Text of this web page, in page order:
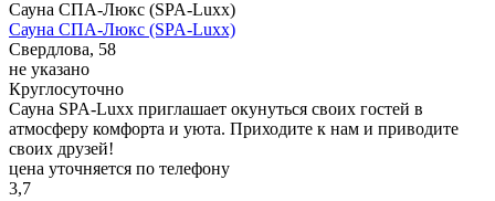
Сауна СПА-Люкс (SPA-Luxx)
Сауна СПА-Люкс (SPA-Luxx)
Свердлова, 58
не указано
Круглосуточно
Сауна SPA-Luxx приглашает окунуться своих гостей в
атмосферу комфорта и уюта. Приходите к нам и приводите
своих друзей!
цена уточняется по телефону
3,7